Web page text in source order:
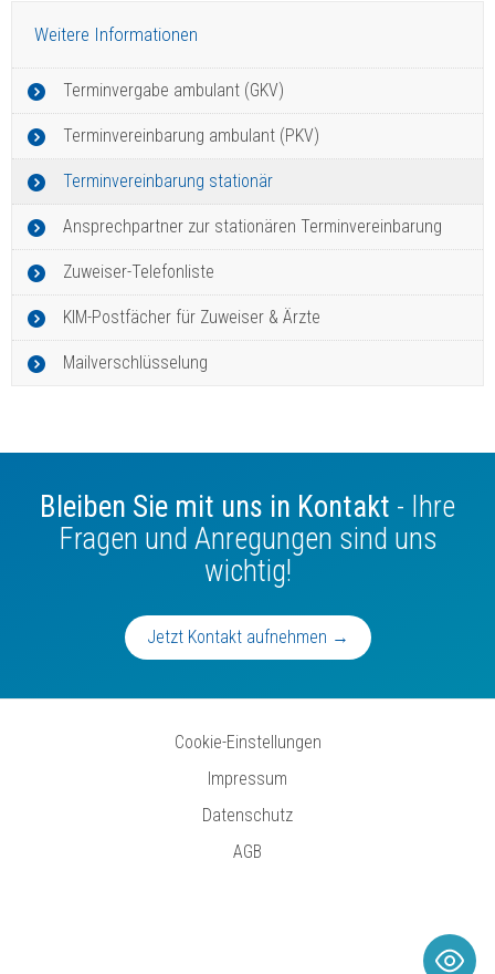
Weitere Informationen
Terminvergabe ambulant (GKV)
Terminvereinbarung ambulant (PKV)
Terminvereinbarung stationär
Ansprechpartner zur stationären Terminvereinbarung
Zuweiser-Telefonliste
KIM-Postfächer für Zuweiser & Ärzte
Mailverschlüsselung
Bleiben Sie mit uns in Kontakt - Ihre
Fragen und Anregungen sind uns
wichtig!
Jetzt Kontakt aufnehmen →
Cookie-Einstellungen
Impressum
Datenschutz
AGB